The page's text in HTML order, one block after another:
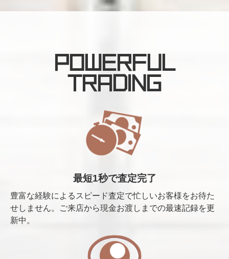
POWERFUL
TRADING
最短1秒で査定完了
豊富な経験によるスピード査定で忙しいお客様をお待た
せしません。ご来店から現金お渡しまでの最速記録を更
新中。